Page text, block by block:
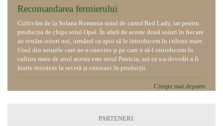
Recomandarea fermierului
Cultivăm de la Solana Romania soiul de cartof Red Lady, iar pentru
producția de chips soiul Opal. În afară de aceste două soiuri în fiecare
an testăm soiuri noi, urmând ca apoi să le introducem în cultura mare.
Unul din soiurile care ne-a convins și pe care o să-l introducem în
cultura mare de anul acesta este soiul Patricia, soi ce s-a dovedit a fi
foarte rezistent la secetă și constant în producții.
Citeşte mai departe
PARTENERI: